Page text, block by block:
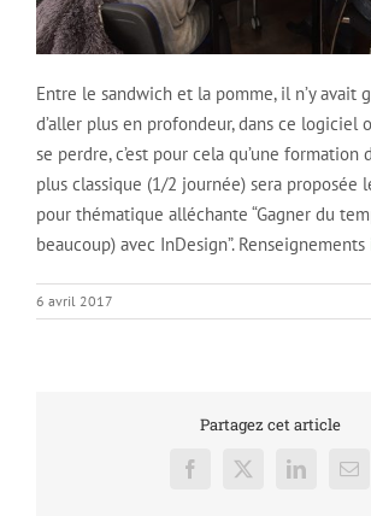
Entre le sandwich et la pomme, il n’y avait
d’aller plus en profondeur, dans ce logiciel
se perdre, c’est pour cela qu’une formation
plus classique (1/2 journée) sera proposée
pour thématique alléchante “Gagner du
beaucoup) avec InDesign”. Renseignements
6 avril 2017
Partagez cet article
Facebook
X LinkedIn